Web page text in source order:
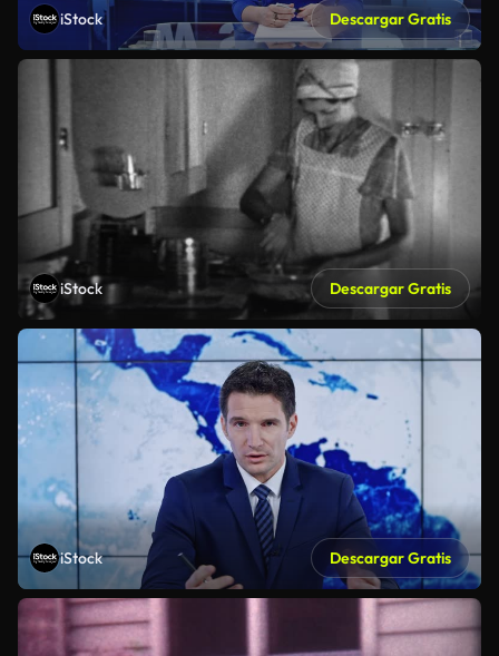
iStock Descargar Gratis
iStock Descargar Gratis
iStock Descargar Gratis